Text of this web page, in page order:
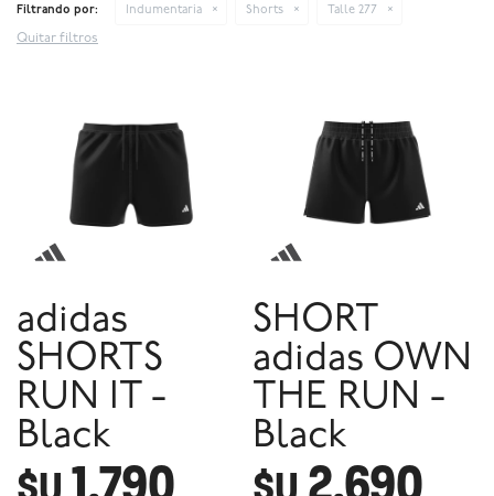
Filtrando por: Indumentaria Shorts Talle 277
Quitar filtros
adidas
SHORTS
RUN IT -
Black
SHORT
adidas OWN
THE RUN -
Black